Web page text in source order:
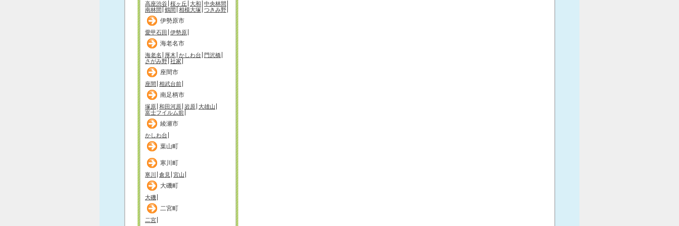
高座渋谷 桜ヶ丘 大和 中央林間
南林間 鶴間 相模大塚 つきみ野
伊勢原市
愛甲石田 伊勢原
海老名市
海老名 厚木 かしわ台
門沢橋
さがみ野 社家
座間市
座間 相武台前
南足柄市
塚原 和田河原 岩原 大雄山
富士フイルム前
綾瀬市
かしわ台
葉山町
寒川町
寒川 倉見 宮山
大磯町
大磯
二宮町
二宮